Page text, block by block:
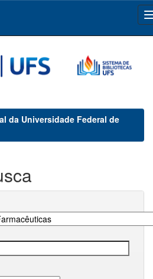
da Universidade Federal de